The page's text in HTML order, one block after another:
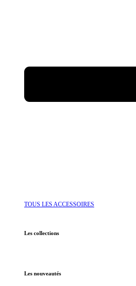
TOUS LES ACCESSOIRES
Les collections
Les nouveautés